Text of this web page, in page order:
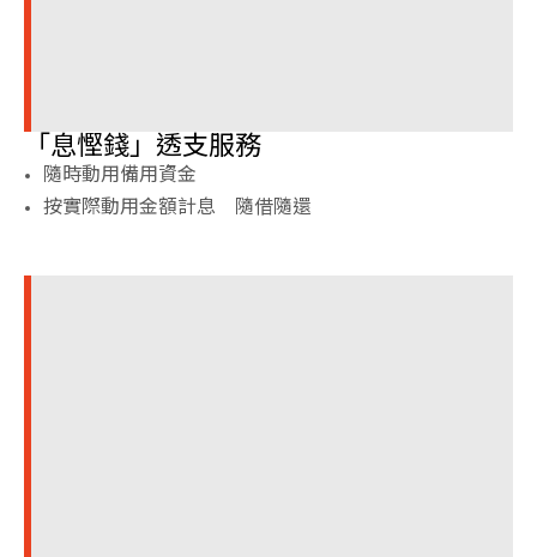
「息慳錢」透支服務
隨時動用備用資金
按實際動用金額計息 隨借隨還